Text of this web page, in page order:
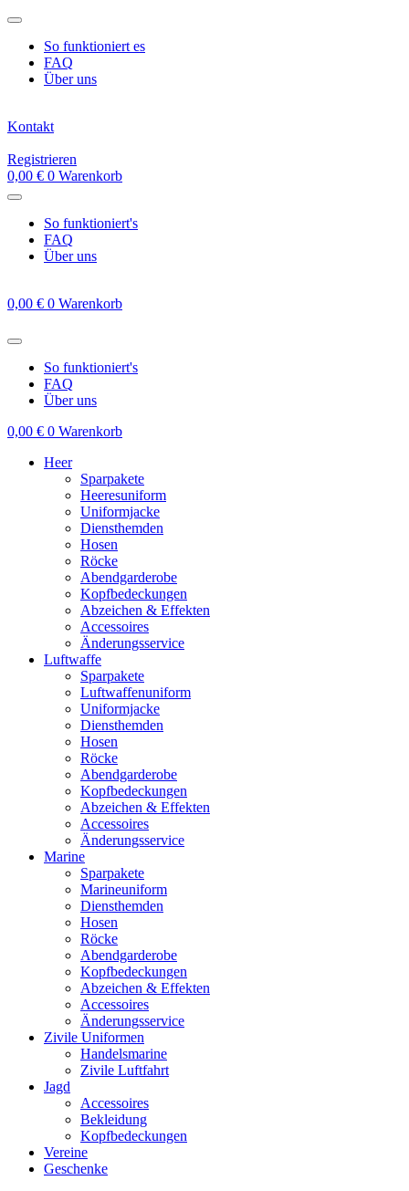
Zum
springenSo funktioniert es
FAQ
Über uns
Kontakt
Registrieren
0,00 € 0 Warenkorb
So funktioniert's
FAQ
Über uns
0,00 € 0 Warenkorb
So funktioniert's
FAQ
Über uns
0,00 € 0 Warenkorb
Heer
Sparpakete
Heeresuniform
Uniformjacke
Diensthemden
Hosen
Röcke
Abendgarderobe
Kopfbedeckungen
Abzeichen & Effekten
Accessoires
Änderungsservice
Luftwaffe
Sparpakete
Luftwaffenuniform
Uniformjacke
Diensthemden
Hosen
Röcke
Abendgarderobe
Kopfbedeckungen
Abzeichen & Effekten
Accessoires
Änderungsservice
Marine
Sparpakete
Marineuniform
Diensthemden
Hosen
Röcke
Abendgarderobe
Kopfbedeckungen
Abzeichen & Effekten
Accessoires
Änderungsservice
Zivile Uniformen
Handelsmarine
Zivile Luftfahrt
Jagd
Accessoires
Bekleidung
Kopfbedeckungen
Vereine
Geschenke